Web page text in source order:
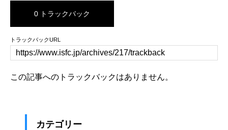
0 トラックバック
トラックバックURL
この記事へのトラックバックはありません。
カテゴリー